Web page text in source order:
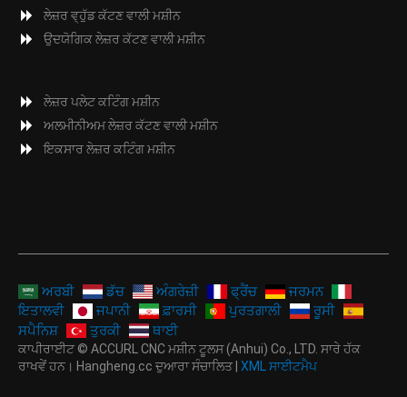
ਲੇਜ਼ਰ ਵ੍ਹੁੱਡ ਕੱਟਣ ਵਾਲੀ ਮਸ਼ੀਨ
ਉਦਯੋਗਿਕ ਲੇਜ਼ਰ ਕੱਟਣ ਵਾਲੀ ਮਸ਼ੀਨ
ਲੇਜ਼ਰ ਪਲੇਟ ਕਟਿੰਗ ਮਸ਼ੀਨ
ਅਲਮੀਨੀਅਮ ਲੇਜ਼ਰ ਕੱਟਣ ਵਾਲੀ ਮਸ਼ੀਨ
ਇਕਸਾਰ ਲੇਜ਼ਰ ਕਟਿੰਗ ਮਸ਼ੀਨ
ਅਰਬੀ ਡੱਚ ਅੰਗਰੇਜ਼ੀ ਫ੍ਰੈਂਚ
ਜਰਮਨ
ਇਤਾਲਵੀ
ਜਪਾਨੀ ਫ਼ਾਰਸੀ ਪੁਰਤਗਾਲੀ
ਰੂਸੀ
ਸਪੈਨਿਸ਼
ਤੁਰਕੀ ਥਾਈ
ਕਾਪੀਰਾਈਟ © ACCURL CNC ਮਸ਼ੀਨ ਟੂਲਸ (Anhui) Co., LTD. ਸਾਰੇ ਹੱਕ
ਰਾਖਵੇਂ ਹਨ। Hangheng.cc ਦੁਆਰਾ ਸੰਚਾਲਿਤ | XML ਸਾਈਟਮੈਪ